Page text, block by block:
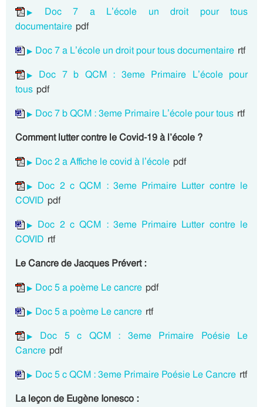
Doc 7 a L’école un droit pour tous
documentaire pdf
Doc 7 a L’école un droit pour tous documentaire rtf
Doc 7 b QCM : 3eme Primaire L’école pour
tous pdf
Doc 7 b QCM : 3eme Primaire L’école pour tous rtf
Comment lutter contre le Covid-19 à l’école ?
Doc 2 a Affiche le covid à l’école pdf
Doc 2 c QCM : 3eme Primaire Lutter contre le
COVID pdf
Doc 2 c QCM : 3eme Primaire Lutter contre le
COVID rtf
Le Cancre de Jacques Prévert :
Doc 5 a poème Le cancre pdf
Doc 5 a poème Le cancre rtf
Doc 5 c QCM : 3eme Primaire Poésie Le
Cancre pdf
Doc 5 c QCM : 3eme Primaire Poésie Le Cancre rtf
La leçon de Eugène Ionesco :